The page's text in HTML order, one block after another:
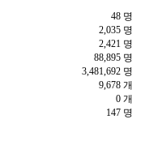
48 명
2,035 명
2,421 명
88,895 명
3,481,692 명
9,678 개
0 개
147 명